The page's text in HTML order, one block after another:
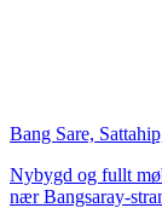
Bang Sare,
Nybygd og fullt
nær Bangsaray-